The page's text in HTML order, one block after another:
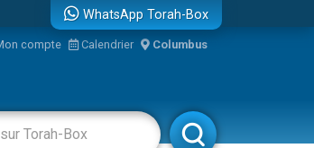
WhatsApp Torah-Box
compte Calendrier Columbus
Livres Rabbanim